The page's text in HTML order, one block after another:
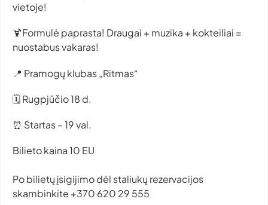
vietoje!
🍹Formulė paprasta! Draugai + muzika + kokteiliai =
nuostabus vakaras!
📍 Pramogų klubas „Ritmas“
🗓 Rugpjūčio 18 d.
⏰ Startas – 19 val.
Bilieto kaina 10 EU
Po bilietų įsigijimo dėl staliukų rezervacijos
skambinkite +370 620 29 555